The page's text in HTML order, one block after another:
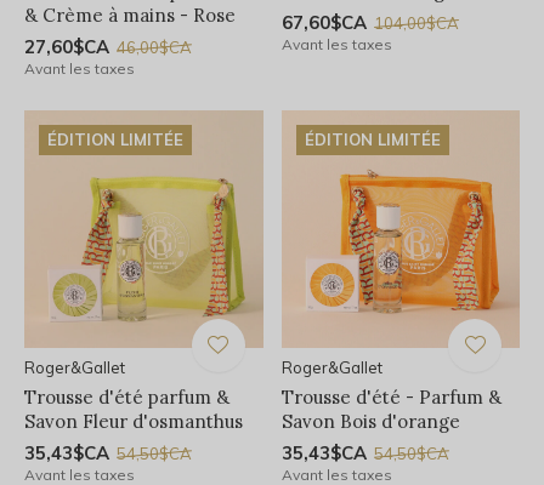
& Crème à mains - Rose
27,60$CA 46,00$CA
Avant les taxes
67,60$CA 104,00$CA
Avant les taxes
ÉDITION LIMITÉE
Roger&Gallet
Trousse d'été parfum &
Savon Fleur d'osmanthus
35,43$CA 54,50$CA
Avant les taxes
ÉDITION LIMITÉE
Roger&Gallet
Trousse d'été - Parfum &
Savon Bois d'orange
35,43$CA 54,50$CA
Avant les taxes